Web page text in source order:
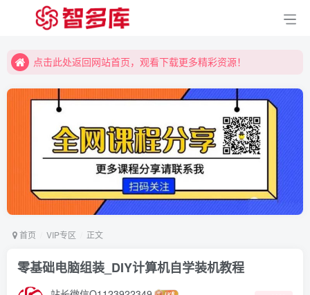
点击此处返回网站首页，观看下载更多精彩资源！
点击此处返回网站首页，观看下载更多精彩资源！
首页 VIP专区 正文
零基础电脑组装_DIY计算机自学装机教程